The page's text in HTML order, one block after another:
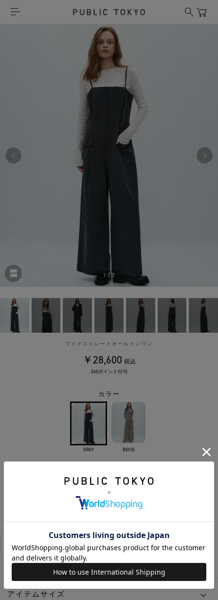
1 | 7
ワイドストレートオールインワン
￥28,600 税込
260ポイント付与
カラー
GREY BEIGE
カートに入れる
相談する 店舗在庫
アイテムサイズ